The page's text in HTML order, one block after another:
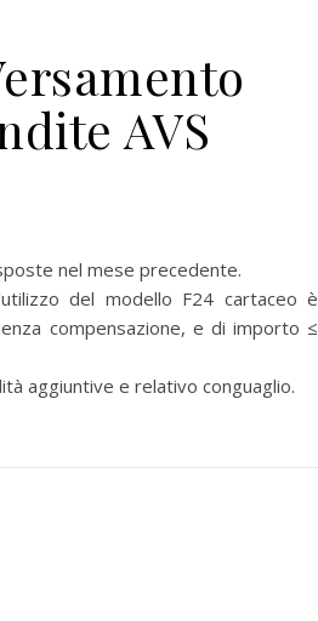
AVS
nel mese precedente.
del modello F24 cartaceo è
compensazione, e di importo ≤
aggiuntive e relativo conguaglio.